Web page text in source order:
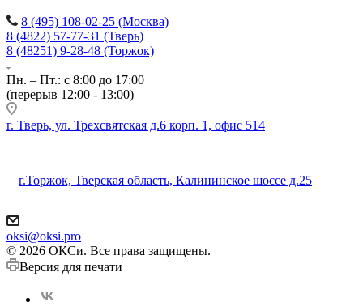
8 (495) 108-02-25 (Москва)
8 (4822) 57-77-31 (Тверь)
8 (48251) 9-28-48 (Торжок)
Пн. – Пт.: с 8:00 до 17:00
(перерыв 12:00 - 13:00)
г. Тверь, ул. Трехсвятская д.6 корп. 1, офис 514
г.Торжок, Тверская область, Калининское шоссе д.25
oksi@oksi.pro
© 2026 ОКСи. Все права защищены.
Версия для печати